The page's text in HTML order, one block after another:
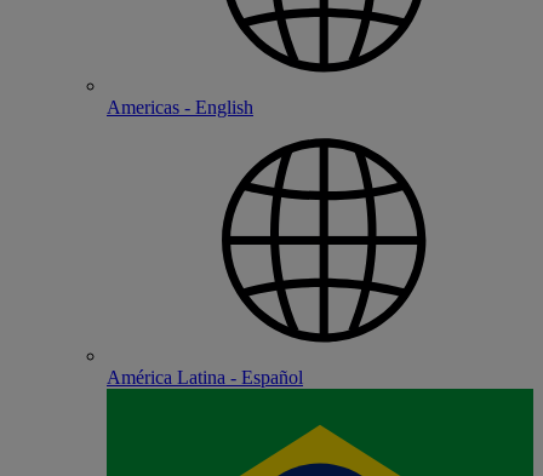
Americas - English
América Latina - Español